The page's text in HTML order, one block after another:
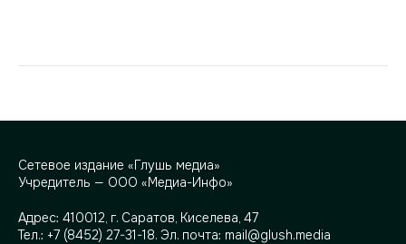
Сетевое издание «Глушь медиа»
Учредитель — ООО «Медиа-Инфо»
Адрес: 410012, г. Саратов, Киселева, 47
Тел.: +7 (8452) 27-31-18. Эл. почта: mail@glush.media